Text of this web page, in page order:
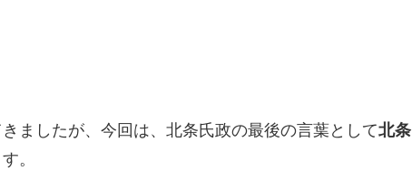
ましたが、今回は、北条氏政の最後の言葉として北条
。